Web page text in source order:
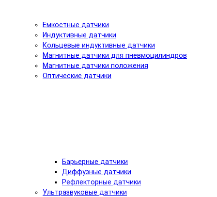
Емкостные датчики
Индуктивные датчики
Кольцевые индуктивные датчики
Магнитные датчики для пневмоцилиндров
Магнитные датчики положения
Оптические датчики
Барьерные датчики
Диффузные датчики
Рефлекторные датчики
Ультразвуковые датчики